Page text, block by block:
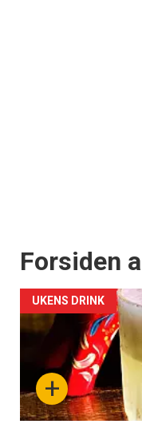
Forsiden
+
UKENS DRINK